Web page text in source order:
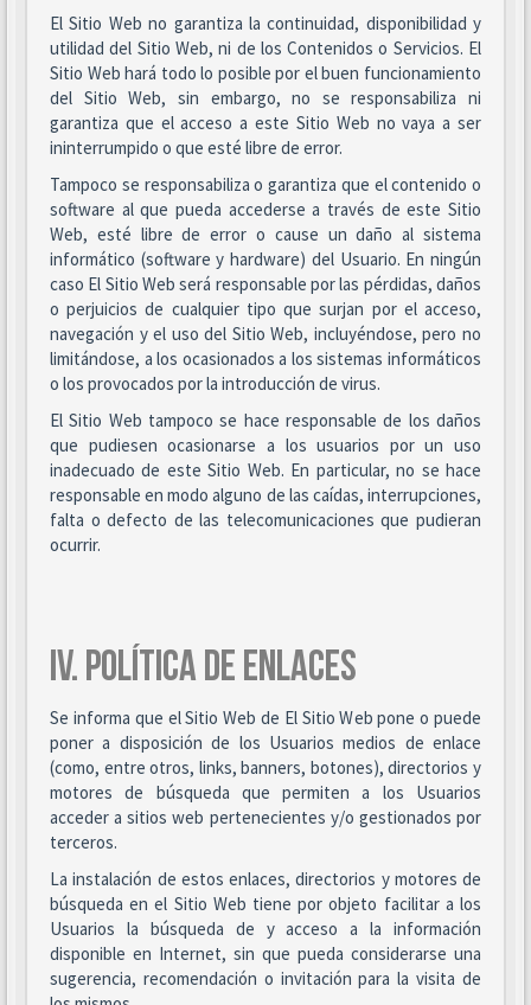
El Sitio Web no garantiza la continuidad, disponibilidad y
utilidad del Sitio Web, ni de los Contenidos o Servicios. El
Sitio Web hará todo lo posible por el buen funcionamiento
del Sitio Web, sin embargo, no se responsabiliza ni
garantiza que el acceso a este Sitio Web no vaya a ser
ininterrumpido o que esté libre de error.
Tampoco se responsabiliza o garantiza que el contenido o
software al que pueda accederse a través de este Sitio
Web, esté libre de error o cause un daño al sistema
informático (software y hardware) del Usuario. En ningún
caso El Sitio Web será responsable por las pérdidas, daños
o perjuicios de cualquier tipo que surjan por el acceso,
navegación y el uso del Sitio Web, incluyéndose, pero no
limitándose, a los ocasionados a los sistemas informáticos
o los provocados por la introducción de virus.
El Sitio Web tampoco se hace responsable de los daños
que pudiesen ocasionarse a los usuarios por un uso
inadecuado de este Sitio Web. En particular, no se hace
responsable en modo alguno de las caídas, interrupciones,
falta o defecto de las telecomunicaciones que pudieran
ocurrir.
IV. POLÍTICA DE ENLACES
Se informa que el Sitio Web de El Sitio Web pone o puede
poner a disposición de los Usuarios medios de enlace
(como, entre otros, links, banners, botones), directorios y
motores de búsqueda que permiten a los Usuarios
acceder a sitios web pertenecientes y/o gestionados por
terceros.
La instalación de estos enlaces, directorios y motores de
búsqueda en el Sitio Web tiene por objeto facilitar a los
Usuarios la búsqueda de y acceso a la información
disponible en Internet, sin que pueda considerarse una
sugerencia, recomendación o invitación para la visita de